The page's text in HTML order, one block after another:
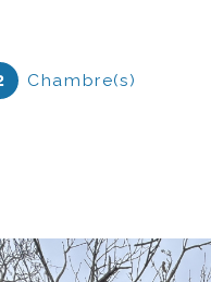
Chambre(s)